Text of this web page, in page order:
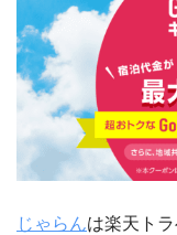
じゃらんは楽天ト